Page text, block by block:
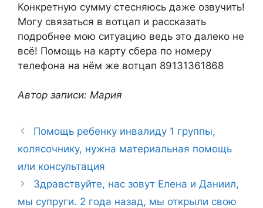
Конкретную сумму стесняюсь даже озвучить!
Могу связаться в вотцап и рассказать
подробнее мою ситуацию ведь это далеко не
всё! Помощь на карту сбера по номеру
телефона на нём же вотцап 89131361868
Автор записи: Мария
Помощь ребенку инвалиду 1 группы,
колясочнику, нужна материальная помощь
или консультация
Здравствуйте, нас зовут Елена и Даниил,
мы супруги. 2 года назад, мы открыли свою